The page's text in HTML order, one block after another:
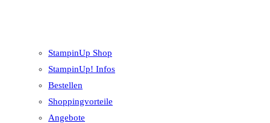
StampinUp Shop
StampinUp! Infos
Bestellen
Shoppingvorteile
Angebote